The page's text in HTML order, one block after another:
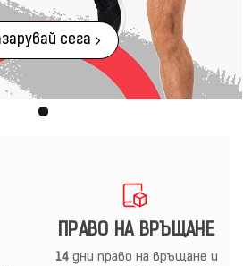
сега
ПРАВО НА ВРЪЩАНЕ
14дни право на връщане и